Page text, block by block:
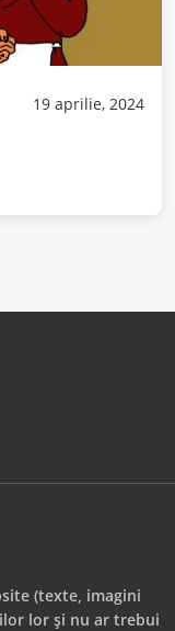
19 aprilie, 2024
(texte, imagini
lor și nu ar trebui